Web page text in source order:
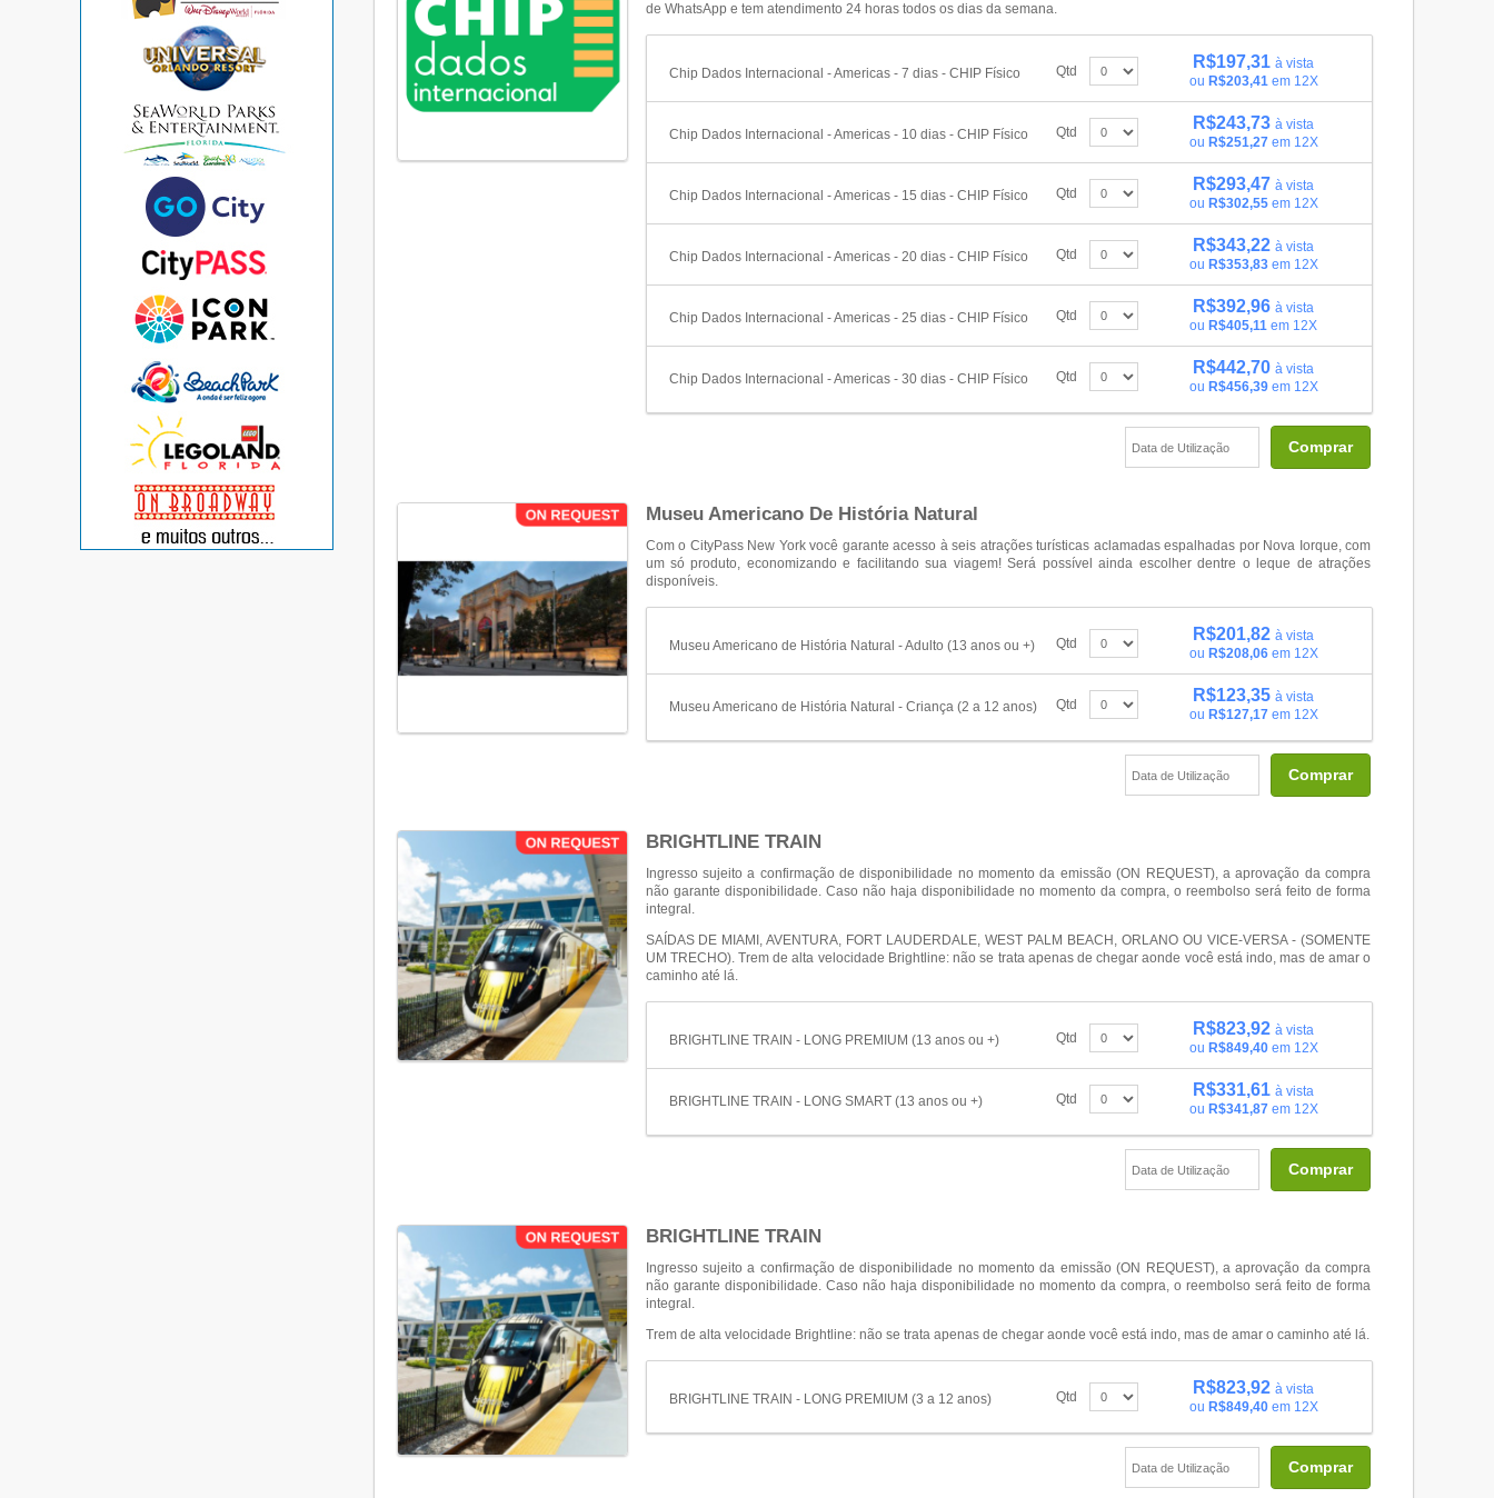
de WhatsApp e tem atendimento 24 horas todos os dias da semana.
Chip Dados Internacional - Americas - 7 dias - CHIP Físico Qtd R$197,31à vista
ou R$203,41em 12X
Chip Dados Internacional - Americas - 10 dias - CHIP Físico Qtd R$243,73à vista
ou R$251,27em 12X
Chip Dados Internacional - Americas - 15 dias - CHIP Físico Qtd R$293,47à vista
ou R$302,55em 12X
Chip Dados Internacional - Americas - 20 dias - CHIP Físico Qtd R$343,22à vista
ou R$353,83em 12X
Chip Dados Internacional - Americas - 25 dias - CHIP Físico Qtd R$392,96à vista
ou R$405,11 em 12X
Chip Dados Internacional - Americas - 30 dias - CHIP Físico Qtd R$442,70à vista
ou R$456,39em 12X
Comprar
Museu Americano De História Natural
Com o CityPass New York você garante acesso à seis atrações turísticas aclamadas espalhadas por Nova Iorque, com
um só produto, economizando e facilitando sua viagem! Será possível ainda escolher dentre o leque de atrações
disponíveis.
Museu Americano de História Natural - Adulto (13 anos ou +) Qtd R$201,82à vista
ou R$208,06em 12X
Museu Americano de História Natural - Criança (2 a 12 anos) Qtd R$123,35à vista
ou R$127,17em 12X
Comprar
BRIGHTLINE TRAIN
Ingresso sujeito a confirmação de disponibilidade no momento da emissão (ON REQUEST), a aprovação da compra
não garante disponibilidade. Caso não haja disponibilidade no momento da compra, o reembolso será feito de forma
integral.
SAÍDAS DE MIAMI, AVENTURA, FORT LAUDERDALE, WEST PALM BEACH, ORLANO OU VICE-VERSA - (SOMENTE
UM TRECHO). Trem de alta velocidade Brightline: não se trata apenas de chegar aonde você está indo, mas de amar o
caminho até lá.
BRIGHTLINE TRAIN - LONG PREMIUM (13 anos ou +) Qtd R$823,92à vista
ou R$849,40em 12X
BRIGHTLINE TRAIN - LONG SMART (13 anos ou +) Qtd R$331,61à vista
ou R$341,87em 12X
Comprar
BRIGHTLINE TRAIN
Ingresso sujeito a confirmação de disponibilidade no momento da emissão (ON REQUEST), a aprovação da compra
não garante disponibilidade. Caso não haja disponibilidade no momento da compra, o reembolso será feito de forma
integral.
Trem de alta velocidade Brightline: não se trata apenas de chegar aonde você está indo, mas de amar o caminho até lá.
BRIGHTLINE TRAIN - LONG PREMIUM (3 a 12 anos) Qtd R$823,92à vista
ou R$849,40em 12X
Comprar